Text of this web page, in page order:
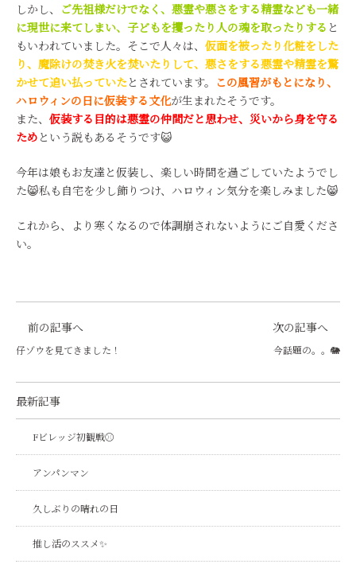
しかし、 ご先祖様だけでなく、悪霊や悪さをする精霊なども一緒
に現世に来てしまい、子どもを攫ったり人の魂を取ったりする と
もいわれていました。そこで人々は、 仮面を被ったり化粧をした
り、魔除けの焚き火を焚いたりして、悪さをする悪霊や精霊を驚
かせて追い払っていたとされています。 この風習がもとになり、
ハロウィンの日に仮装する文化が生まれたそうです。
また、 仮装する目的は悪霊の仲間だと思わせ、災いから身を守る
ため という説もあるそうです😺
今年は娘もお友達と仮装し、楽しい時間を過ごしていたようでし
た😸私も自宅を少し飾りつけ、ハロウィン気分を楽しみました😸
これから、より寒くなるので体調崩されないようにご自愛くださ
い。
前の記事へ
仔ゾウを見てきました！
次の記事へ
今話題の。。🐘
最新記事
Fビレッジ初観戦⚾
アンパンマン
久しぶりの晴れの日
推し活のススメ✨